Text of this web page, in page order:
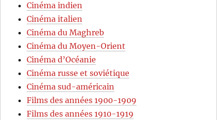
Cinéma indien
Cinéma italien
Cinéma du Maghreb
Cinéma du Moyen-Orient
Cinéma d’Océanie
Cinéma russe et soviétique
Cinéma sud-américain
Films des années 1900-1909
Films des années 1910-1919